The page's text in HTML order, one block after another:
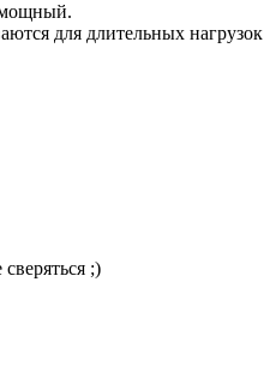
мощный.
для длительных
;)